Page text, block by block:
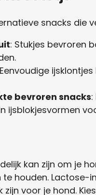
snacks die
: Stukjes bevroren
bevroren snacks
ijsblokjesvormen
kan zijn om je
houden. Lactose-
zijn voor je hond.